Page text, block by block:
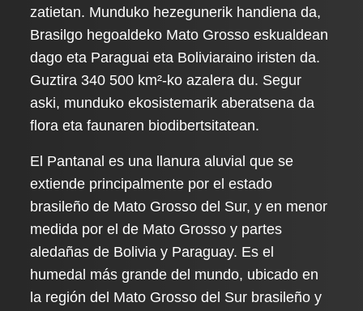
zatietan. Munduko hezegunerik handiena da,
Brasilgo hegoaldeko Mato Grosso eskualdean
dago eta Paraguai eta Boliviaraino iristen da.
Guztira 340 500 km²-ko azalera du. Segur
aski, munduko ekosistemarik aberatsena da
flora eta faunaren biodibertsitatean.
El Pantanal es una llanura aluvial que se
extiende principalmente por el estado
brasileño de Mato Grosso del Sur, y en menor
medida por el de Mato Grosso y partes
aledañas de Bolivia y Paraguay. Es el
humedal más grande del mundo, ubicado en
la región del Mato Grosso del Sur brasileño y